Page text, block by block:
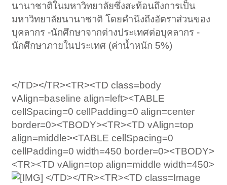
นานาชาติในมหาวิทยาลัยซึ่งสะท้อนถึงการเป็น
มหาวิทยาลัยนานาชาติ โดยคำนึงถึงอัตราส่วนของ
บุคลากร -นักศึกษาจากต่างประเทศต่อบุคลากร -
นักศึกษาภายในประเทศ (ค่าน้ำหนัก 5%)
</TD></TR><TR><TD class=body
vAlign=baseline align=left><TABLE
cellSpacing=0 cellPadding=0 align=center
border=0><TBODY><TR><TD vAlign=top
align=middle><TABLE cellSpacing=0
cellPadding=0 width=450 border=0><TBODY>
<TR><TD vAlign=top align=middle width=450>
</TD></TR><TR><TD class=Image